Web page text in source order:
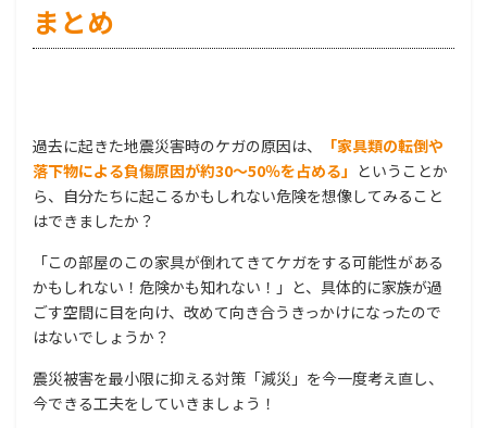
まとめ
過去に起きた地震災害時のケガの原因は、
「家具類の転倒や
落下物による負傷原因が約30～50％を占める」 ということか
ら、自分たちに起こるかもしれない危険を想像してみること
はできましたか？
「この部屋のこの家具が倒れてきてケガをする可能性がある
かもしれない！危険かも知れない！」と、具体的に家族が過
ごす空間に目を向け、改めて向き合うきっかけになったので
はないでしょうか？
震災被害を最小限に抑える対策「減災」を今一度考え直し、
今できる工夫をしていきましょう！